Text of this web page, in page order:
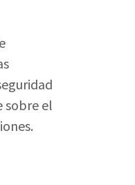
sobre el